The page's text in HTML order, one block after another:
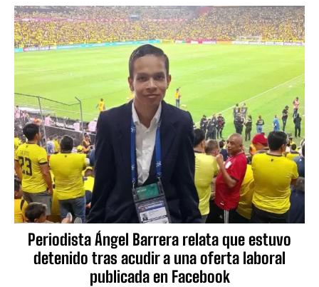
Periodista Ángel Barrera relata que estuvo
detenido tras acudir a una oferta laboral
publicada en Facebook